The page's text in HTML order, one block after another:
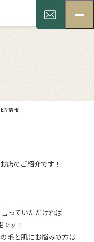
情報
店のご紹介です！
っていただければ
す！
毛と肌にお悩みの方は